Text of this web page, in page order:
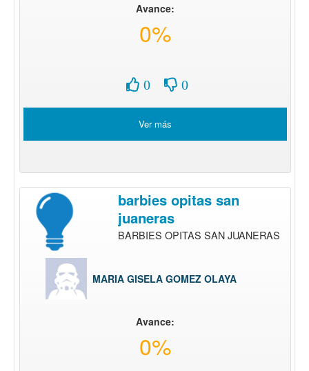
Avance:
0%
0 0
Ver más
barbies opitas san
juaneras
BARBIES OPITAS SAN JUANERAS
MARIA GISELA GOMEZ OLAYA
Avance:
0%